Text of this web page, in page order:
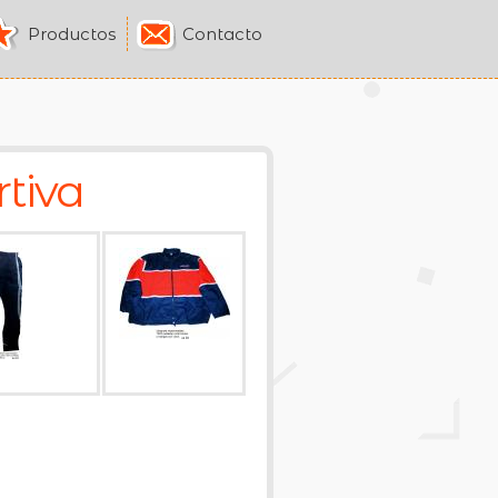
Productos Contacto